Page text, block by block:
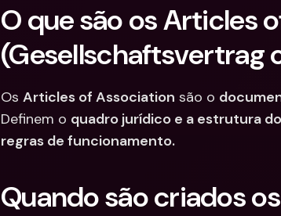
O que são os Articles
(Gesellschaftsvertrag
Os Articles of Association são o
Definem o quadro jurídico e a estrutura
regras de funcionamento.
Quando são criados